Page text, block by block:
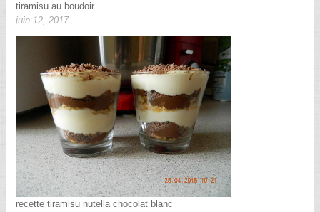
tiramisu au boudoir
juin 12, 2017
recette tiramisu nutella chocolat blanc